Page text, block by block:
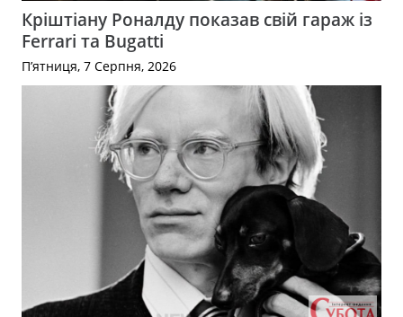
Кріштіану Роналду показав свій гараж із
Ferrari та Bugatti
П’ятниця, 7 Серпня, 2026